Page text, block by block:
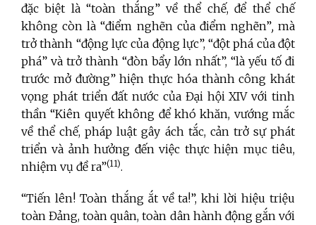
đặc biệt là “toàn thắng” về thể chế, để thể chế
không còn là “điểm nghẽn của điểm nghẽn”, mà
trở thành “động lực của động lực”, “đột phá của đột
phá” và trở thành “đòn bẩy lớn nhất”, “là yếu tố đi
trước mở đường” hiện thực hóa thành công khát
vọng phát triển đất nước của Đại hội XIV với tinh
thần “Kiên quyết không để khó khăn, vướng mắc
về thể chế, pháp luật gây ách tắc, cản trở sự phát
triển và ảnh hưởng đến việc thực hiện mục tiêu,
nhiệm vụ đề ra”(11).
“Tiến lên! Toàn thắng ắt về ta!”, khi lời hiệu triệu
toàn Đảng, toàn quân, toàn dân hành động gắn với